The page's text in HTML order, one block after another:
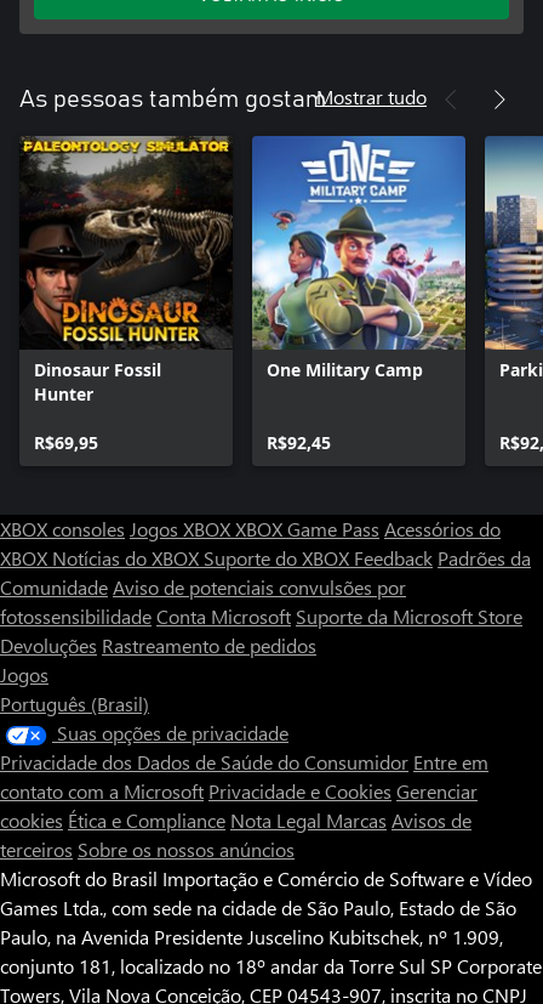
As pessoas também gostamMostrar tudo
Dinosaur Fossil
Hunter
R$69,95
One Military Camp
R$92,45
XBOX consoles Jogos XBOXXBOX Game Pass Acessórios do
XBOX Notícias do XBOX Suporte do XBOX Feedback Padrões da
ComunidadeAviso de potenciais convulsões por
fotossensibilidadeConta Microsoft Suporte da Microsoft Store
Devoluções Rastreamento de pedidos
Jogos
Português (Brasil)
Suas opções de privacidade
Privacidade dos Dados de Saúde do Consumidor Entre em
contato com a Microsoft Privacidade e Cookies Gerenciar
cookies Ética e Compliance Nota Legal Marcas Avisos de
terceiros Sobre os nossos anúncios
Microsoft do Brasil Importação e Comércio de Software e Vídeo
Games Ltda., com sede na cidade de São Paulo, Estado de São
Paulo, na Avenida Presidente Juscelino Kubitschek, nº 1.909,
conjunto 181, localizado no 18º andar da Torre Sul SP Corporate
Towers, Vila Nova Conceição, CEP 04543-907, inscrita no CNPJ